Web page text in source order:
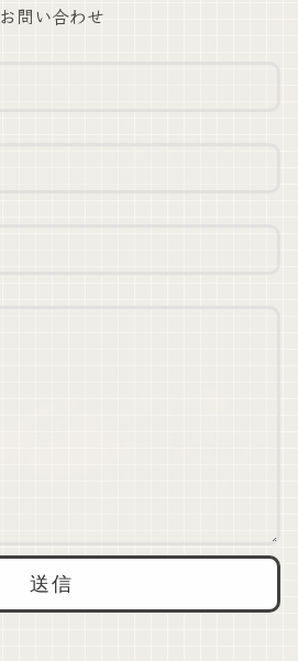
お問い合わせ